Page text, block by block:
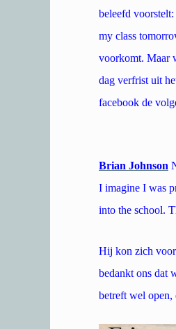
beleefd
my class
voorkomt. Maar
dag verfrist uit
facebook de
Brian Johnson
I imagine I was
into the school.
Hij kon zich
bedankt ons dat
betreft wel